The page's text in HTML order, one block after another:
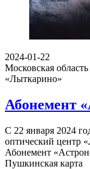
2024-01-22
Московская
«Лыткарино»
Абонемент
С 22 января 2024
оптический центр
Абонемент
Пушкинская карта